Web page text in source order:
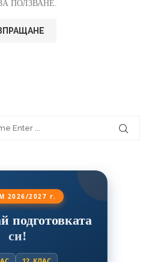
ПОЛЗВАНЕ.
2026/2027 г.
подготовката
си!